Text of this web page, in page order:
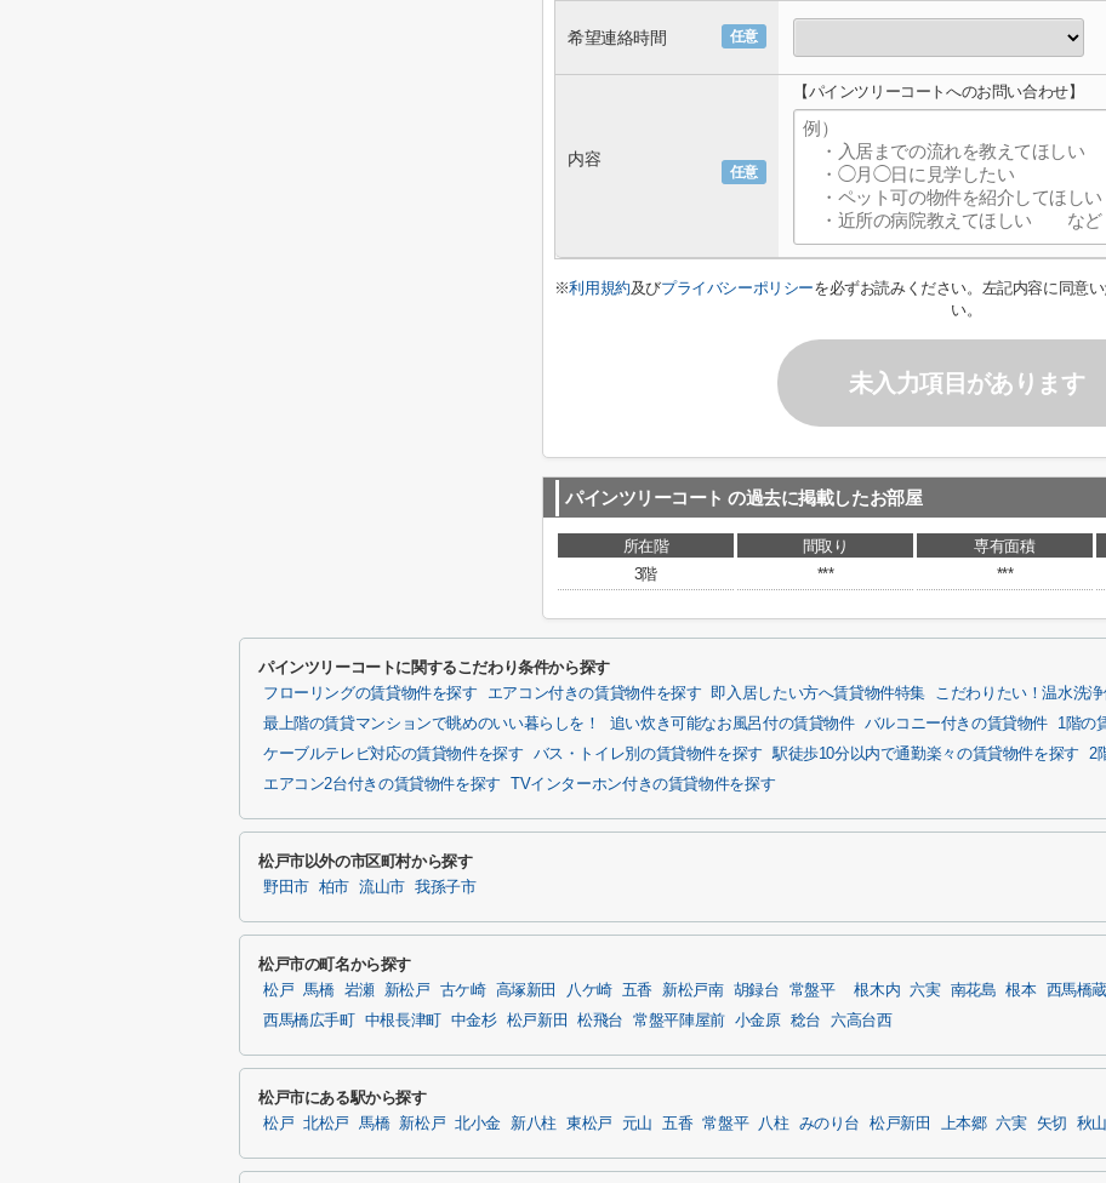
任意
希望連絡時間
任意
内容
【パインツリーコートへのお問い合わせ】
※利用規約及びプライバシーポリシーを必ずお読みください。左記内容に同意
い。
未入力項目があります
パインツリーコート の過去に掲載したお部屋
所在階 間取り 専有面積
3階
*** ***
パインツリーコートに関するこだわり条件から探す
フローリングの賃貸物件を探す エアコン付きの賃貸物件を探す 即入居したい方へ賃貸物件特集
こだわりたい！温水洗
最上階の賃貸マンションで眺めのいい暮らしを！
追い炊き可能なお風呂付の賃貸物件 バルコニー付きの賃貸物件
1階の
ケーブルテレビ対応の賃貸物件を探す
バス・トイレ別の賃貸物件を探す 駅徒歩10分以内で通勤楽々の賃貸物件を探す
2
エアコン2台付きの賃貸物件を探す
TVインターホン付きの賃貸物件を探す
松戸市以外の市区町村から探す
野田市 柏市 流山市 我孫子市
松戸市の町名から探す
松戸 馬橋 岩瀬 新松戸 古ケ崎 高塚新田 八ケ崎 五香 新松戸南 胡録台 常盤平 根木内 六実 南花島 根本 西馬橋蔵
西馬橋広手町
中根長津町 中金杉 松戸新田 松飛台 常盤平陣屋前 小金原 稔台 六高台西
松戸市にある駅から探す
松戸 北松戸 馬橋 新松戸 北小金 新八柱 東松戸 元山 五香 常盤平 八柱 みのり台 松戸新田 上本郷 六実 矢切 秋山